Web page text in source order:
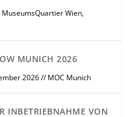
MuseumsQuartier Wien,
MUNICH 2026
2026 // MOC Munich
INBETRIEBNAHME VON